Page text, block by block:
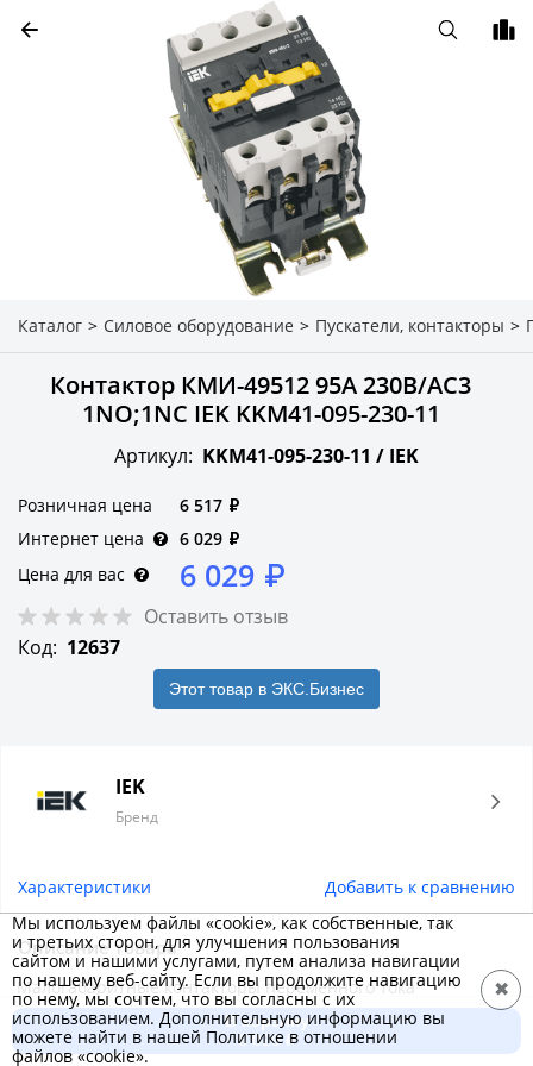
Каталог > Силовое оборудование > Пускатели, контакторы >
Контактор КМИ-49512 95А 230В/АС3
1NO;1NC IEK KKM41-095-230-11
Артикул: KKM41-095-230-11 / IEK
Розничная цена 6 517 ₽
Интернет цена
6 029 ₽
Цена для вас
6 029 ₽
Оставить отзыв
Код: 12637
Этот товар в ЭКС.Бизнес
IEK
Бренд
Характеристики Добавить к сравнению
Описание товара
Малогабаритные контакторы переменного тока
общепромышленного применения КМИ на ток нагрузки от
9 до 95 А предназначены для пуска, остановки и
В корзину
6 029 ₽
Мы используем файлы «cookie», как собственные, так
и третьих сторон, для улучшения пользования
сайтом и нашими услугами, путем анализа навигации
по нашему веб-сайту. Если вы продолжите навигацию
по нему, мы сочтем, что вы согласны с их
использованием. Дополнительную информацию вы
можете найти в нашей Политике в отношении
файлов «cookie».
✖